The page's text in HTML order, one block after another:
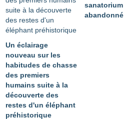
Un éclairage
nouveau sur les
habitudes de chasse
des premiers
humains suite à la
découverte des
restes d'un éléphant
préhistorique
sanatorium
abandonné